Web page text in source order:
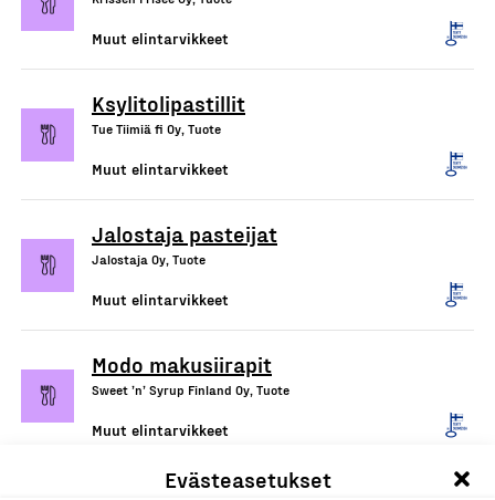
Evästeasetukset
Muut elintarvikkeet
Ksylitolipastillit
Tue Tiimiä fi Oy, Tuote
Muut elintarvikkeet
Jalostaja pasteijat
Jalostaja Oy, Tuote
Muut elintarvikkeet
Modo makusiirapit
Sweet ’n’ Syrup Finland Oy, Tuote
Muut elintarvikkeet
Yrttipaja-tuoteperhe